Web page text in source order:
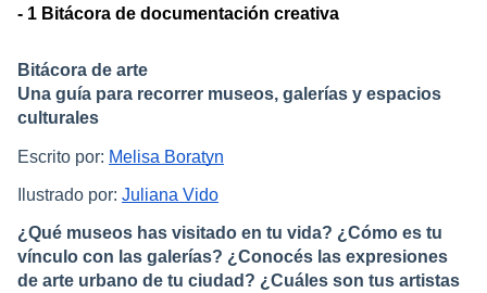
- 1 Bitácora de documentación creativa
Bitácora de arte
Una guía para recorrer museos, galerías y espacios
culturales
Escrito por: Melisa Boratyn
Ilustrado por: Juliana Vido
¿Qué museos has visitado en tu vida? ¿Cómo es tu
vínculo con las galerías? ¿Conocés las expresiones
de arte urbano de tu ciudad? ¿Cuáles son tus artistas